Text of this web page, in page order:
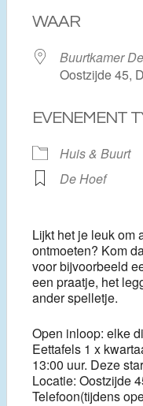
WAAR
Buurtkamer
Oostzijde 45,
EVENEMENT
Huis & Buurt
De Hoef
Lijkt het je leuk om
ontmoeten? Kom
voor bijvoorbeeld
een praatje, het
ander spelletje.
Open inloop: elke
Eettafels 1 x
13:00 uur. Deze
Locatie: Oostzijde
Telefoon(tijdens